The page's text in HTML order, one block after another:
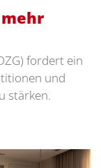
fordert ein
und
stärken.